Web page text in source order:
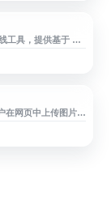
工具，提供基于 AI
相关视觉内容创作
提升图片后期处理
在网页中上传图片并
素材等场景。平台
处理。网站面向需